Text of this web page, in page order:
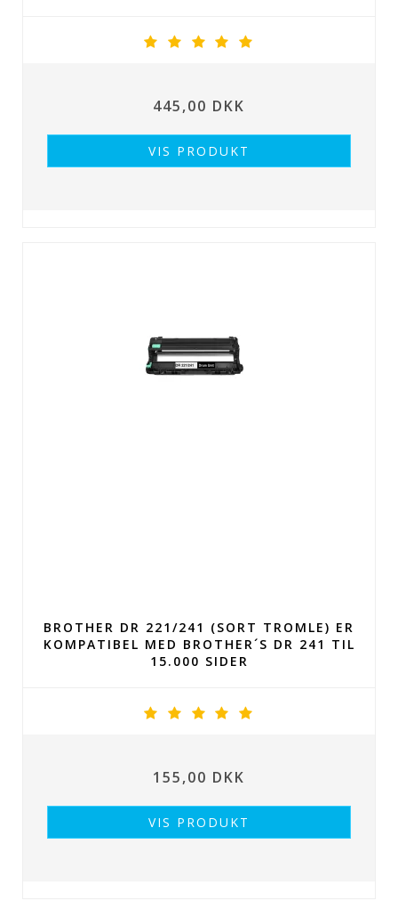
445,00 DKK
VIS PRODUKT
BROTHER DR 221/241 (SORT TROMLE) ER
KOMPATIBEL MED BROTHER´S DR 241 TIL
15.000 SIDER
155,00 DKK
VIS PRODUKT